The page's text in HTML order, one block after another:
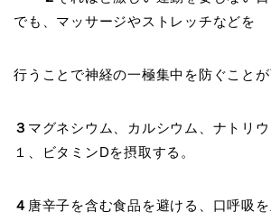
でも、マッサージやストレッチなどを
行うことで神経の一極集中を防ぐことが
３ マグネシウム、カルシウム、ナトリ
１、ビタミンDを摂取する。
４ 唐辛子を含む食品を避ける、口呼吸